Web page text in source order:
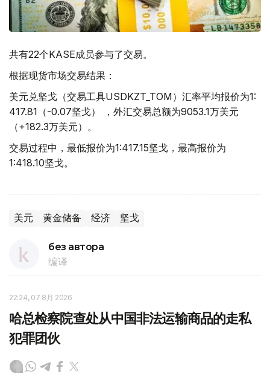
共有22个KASE成员参与了交易。
根据现货市场交易结果：
美元兑坚戈（交易工具USDKZT_TOM）汇率平均报价为1:
417.81（-0.07坚戈） ，外汇交易总额为9053.1万美元
（+182.3万美元）。
交易过程中，最低报价为1:417.15坚戈，最高报价为
1:418.10坚戈。
美元 黄金储备 经济 坚戈
без автора
编译
22:24, 07 8月 2026
哈总检察院查处从中国非法运输商品的走私
犯罪团伙